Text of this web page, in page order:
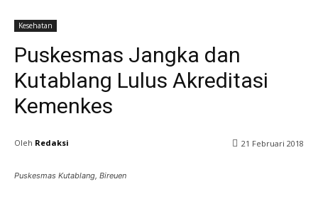
Kesehatan
Puskesmas Jangka dan
Kutablang Lulus Akreditasi
Kemenkes
Oleh Redaksi 21 Februari 2018
Puskesmas Kutablang, Bireuen